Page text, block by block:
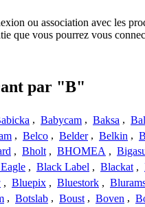
ou association avec les
que vous pourrez vous
par "B"
, Babycam , Baksa ,
, Belco , Belder , Belkin ,
, Bholt , BHOMEA ,
, Black Label , Blackat ,
, Bluepix , Bluestork ,
, Botslab , Boust , Boven ,